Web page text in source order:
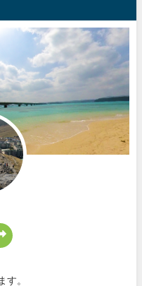
す。